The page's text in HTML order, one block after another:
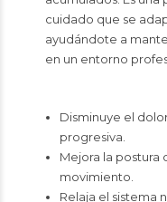
cuidado que se
ayudándote a
en un entorno
Disminuye el
progresiva.
Mejora la postura
movimiento.
Relaja el sistema